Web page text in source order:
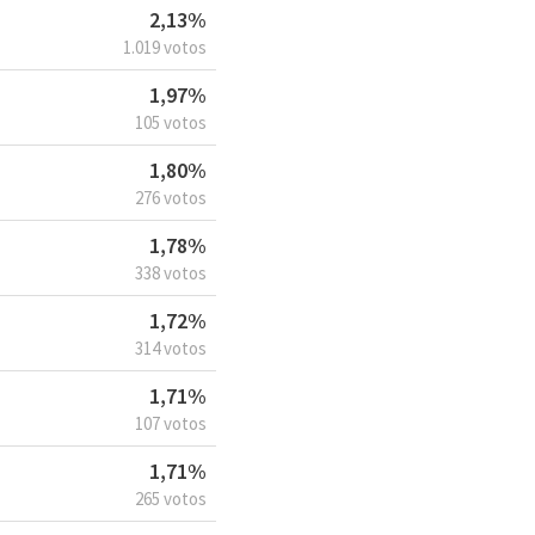
2,13%
1.019 votos
1,97%
105 votos
1,80%
276 votos
1,78%
338 votos
1,72%
314 votos
1,71%
107 votos
1,71%
265 votos